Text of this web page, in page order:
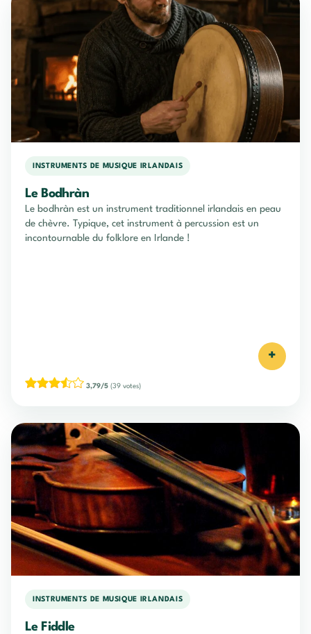
INSTRUMENTS DE MUSIQUE IRLANDAIS
Le Bodhràn
Le bodhràn est un instrument traditionnel irlandais en peau
de chèvre. Typique, cet instrument à percussion est un
incontournable du folklore en Irlande !
+
3,79/5 (39 votes)
INSTRUMENTS DE MUSIQUE IRLANDAIS
Le Fiddle